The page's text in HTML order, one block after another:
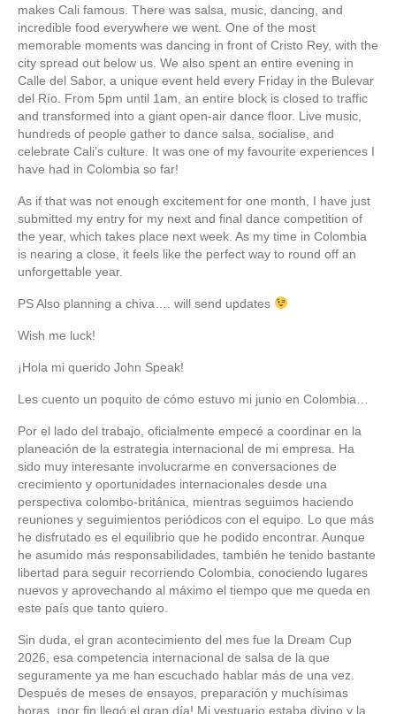
makes Cali famous. There was salsa, music, dancing, and
incredible food everywhere we went. One of the most
memorable moments was dancing in front of Cristo Rey, with the
city spread out below us. We also spent an entire evening in
Calle del Sabor, a unique event held every Friday in the Bulevar
del Río. From 5pm until 1am, an entire block is closed to traffic
and transformed into a giant open-air dance floor. Live music,
hundreds of people gather to dance salsa, socialise, and
celebrate Cali’s culture. It was one of my favourite experiences I
have had in Colombia so far!
As if that was not enough excitement for one month, I have just
submitted my entry for my next and final dance competition of
the year, which takes place next week. As my time in Colombia
is nearing a close, it feels like the perfect way to round off an
unforgettable year.
PS Also planning a chiva…. will send updates
Wish me luck!
¡Hola mi querido John Speak!
Les cuento un poquito de cómo estuvo mi junio en Colombia…
Por el lado del trabajo, oficialmente empecé a coordinar en la
planeación de la estrategia internacional de mi empresa. Ha
sido muy interesante involucrarme en conversaciones de
crecimiento y oportunidades internacionales desde una
perspectiva colombo-británica, mientras seguimos haciendo
reuniones y seguimientos periódicos con el equipo. Lo que más
he disfrutado es el equilibrio que he podido encontrar. Aunque
he asumido más responsabilidades, también he tenido bastante
libertad para seguir recorriendo Colombia, conociendo lugares
nuevos y aprovechando al máximo el tiempo que me queda en
este país que tanto quiero.
Sin duda, el gran acontecimiento del mes fue la Dream Cup
2026, esa competencia internacional de salsa de la que
seguramente ya me han escuchado hablar más de una vez.
Después de meses de ensayos, preparación y muchísimas
horas, ¡por fin llegó el gran día! Mi vestuario estaba divino y la